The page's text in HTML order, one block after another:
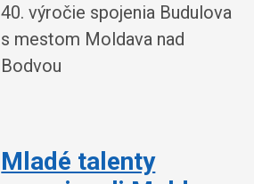
40. výročie spojenia Budulova
s mestom Moldava nad
Bodvou
Mladé talenty